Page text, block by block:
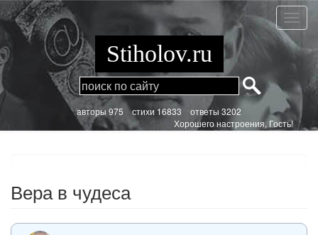
Перейти
к
основному
содержанию
Вера
в
чудеса
Stiholov.ru
aвторы 975стихи 16833 ответы 3202
Хорошего настроения, Гость!
Вера в чудеса